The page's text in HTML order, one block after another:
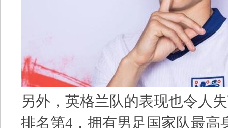
另外，英格兰队的表现也令人
排名第4，拥有男足国家队最高